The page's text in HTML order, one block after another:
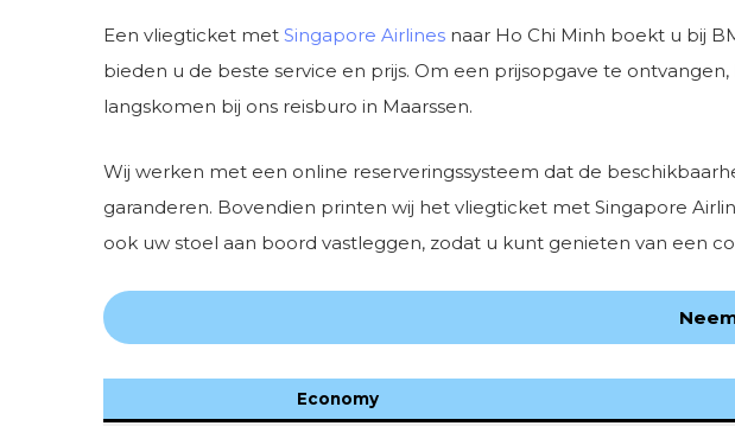
Een vliegticket met Singapore Airlines naar Ho Chi Minh boekt u bij
bieden u de beste service en prijs. Om een prijsopgave te
langskomen bij ons reisburo in Maarssen.
Wij werken met een online reserveringssysteem dat de
garanderen. Bovendien printen wij het vliegticket met Singapore
ook uw stoel aan boord vastleggen, zodat u kunt genieten van een
Economy